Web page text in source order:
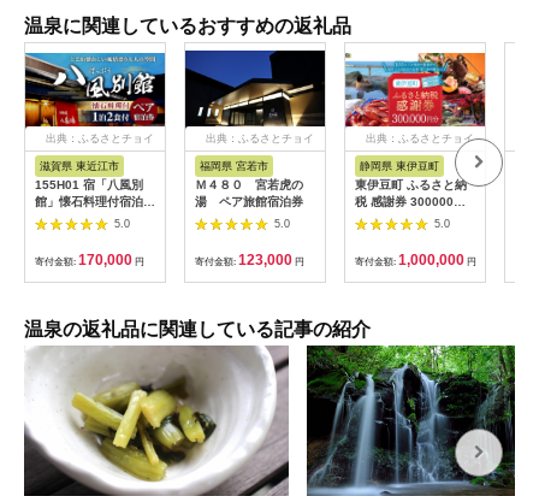
温泉に関連しているおすすめの返礼品
出典：ふるさとチョイ
滋賀県 東近江市
155H01 宿「八風別
館」懐石料理付宿泊ペ
アチケット[髙島屋選
5.0
寄付金額: 170,000 円
出典：ふるさとチョイ
福岡県 宮若市
Ｍ４８０ 宮若虎の
湯 ペア旅館宿泊券
5.0
寄付金額: 123,000 円
出典：ふるさとチョイ
静岡県 東伊豆町
東伊豆町 ふるさと納
税 感謝券 300000円
1080 ／ 静岡県 旅行
宿泊 食事 観光 チケッ
ト クーポン 補助 リフ
ォーム ホテル 動物園
海鮮 みかん 金目鯛 稲
5.0
寄付金額: 1,000,000 円
温泉の返礼品に関連している記事の紹介